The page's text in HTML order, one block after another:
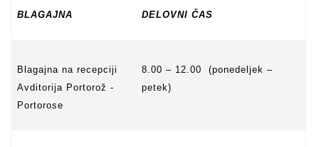
BLAGAJNA DELOVNI ČAS
Blagajna na recepciji
Avditorija Portorož -
Portorose
8.00 – 12.00 (ponedeljek –
petek)